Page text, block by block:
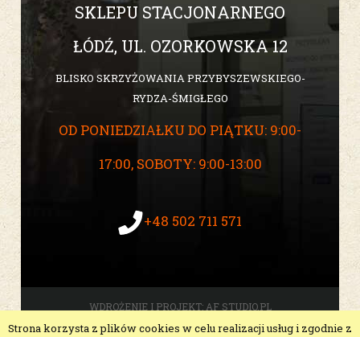
Strona korzysta z plików cookies w celu realizacji usług i zgodnie z
SKLEPU STACJONARNEGO
ŁÓDŹ, UL. OZORKOWSKA 12
BLISKO SKRZYŻOWANIA PRZYBYSZEWSKIEGO-
RYDZA-ŚMIGŁEGO
OD PONIEDZIAŁKU DO PIĄTKU: 9:00-
17:00, SOBOTY: 9:00-13:00
+48 502 711 571
WDROŻENIE I PROJEKT: AF STUDIO.PL